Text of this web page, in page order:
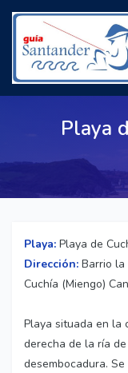
Playa
Playa: Playa de
Dirección: Barrio la
Cuchía (Miengo)
Playa situada en la
derecha de la ría
desembocadura.